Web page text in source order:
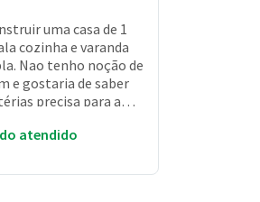
uma casa de 1
cozinha e varanda
Nao tenho noção de
e gostaria de saber
precisa para a
atendido